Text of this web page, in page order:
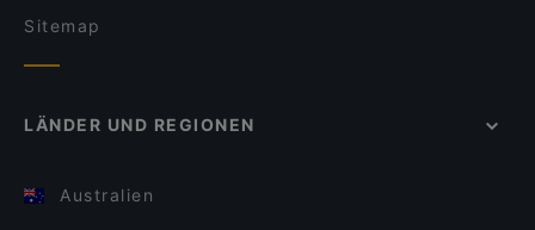
Sitemap
LÄNDER UND REGIONEN
Australien